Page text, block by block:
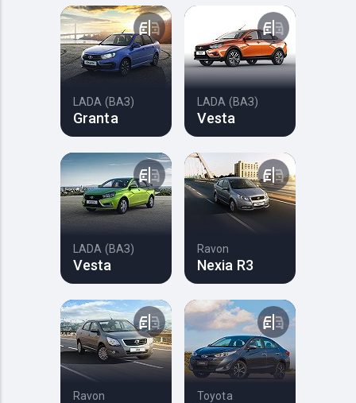
LADA (ВАЗ)
Granta
LADA (ВАЗ)
Vesta
LADA (ВАЗ)
Vesta
Ravon
Nexia R3
Ravon Toyota